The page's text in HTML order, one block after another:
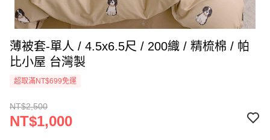
薄被套-單人 / 4.5x6.5尺 / 200織 / 精梳棉 / 帕
比小屋 台灣製
超取滿NT$699免運
NT$2,500
NT$1,000